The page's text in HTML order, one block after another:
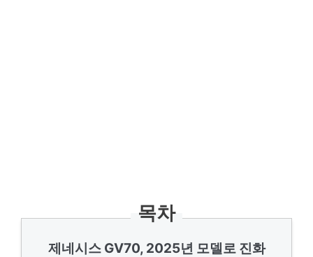
목차
제네시스 GV70, 2025년 모델로 진화